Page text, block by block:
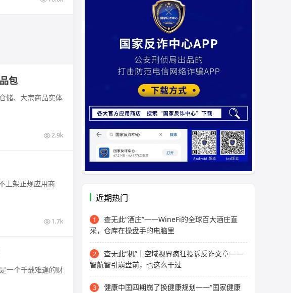
包
储、大宗商品实体
2.9k
上架正规应用商
1.7k
一个千载难逢的财
近期热门
1
查无此“酒庄”——WineFi的全球百大酒庄直
采，仓库在操盘手的电脑里
2
查无此“机”｜空域视界疯狂投诉反诈文章——
智航智引崩盘前，也这么干过
3
健康中国四期崩了换健康规划——“国家健康